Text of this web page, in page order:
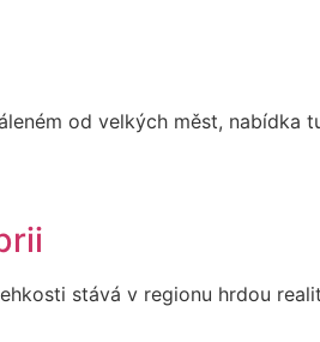
od velkých měst,
stává v regionu hrdou